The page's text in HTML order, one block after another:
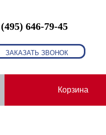
646-79-45
ЗАКАЗАТЬ ЗВОНОК
Корзина